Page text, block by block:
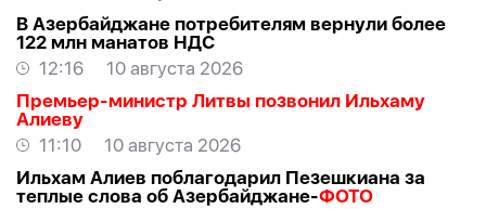
В Азербайджане потребителям вернули более
122 млн манатов НДС
12:16
10 августа 2026
Премьер-министр Литвы позвонил Ильхаму
Алиеву
11:10
10 августа 2026
Ильхам Алиев поблагодарил Пезешкиана за
теплые слова об Азербайджане-ФОТО